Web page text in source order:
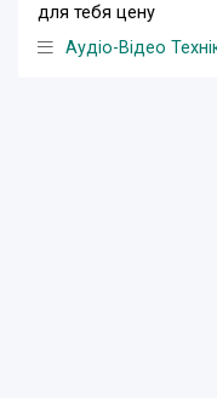
для тебя цену
Аудіо-Відео